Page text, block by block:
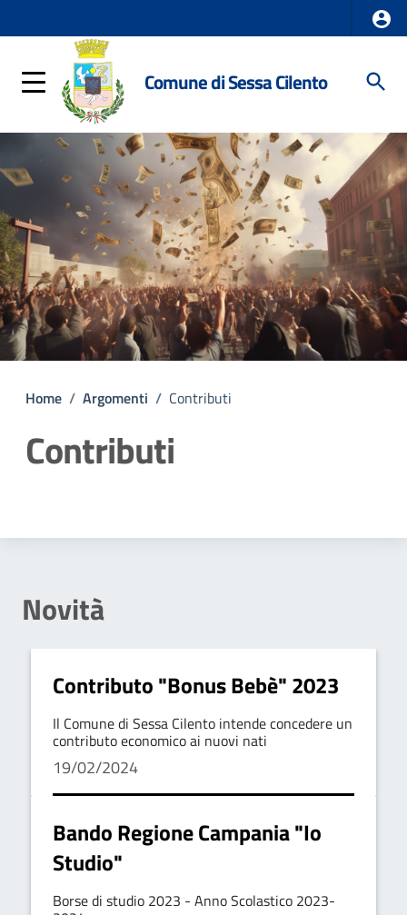
Comune di Sessa Cilento
Home / Argomenti / Contributi
Contributi
Novità
Contributo "Bonus Bebè" 2023
Il Comune di Sessa Cilento intende concedere un
contributo economico ai nuovi nati
19/02/2024
Bando Regione Campania "Io
Studio"
Borse di studio 2023 - Anno Scolastico 2023-